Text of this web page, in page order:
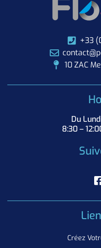
+33
10 ZAC
Du
8:30 –
Créez